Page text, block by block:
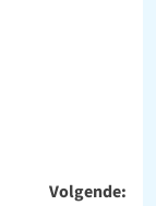
Volgende: